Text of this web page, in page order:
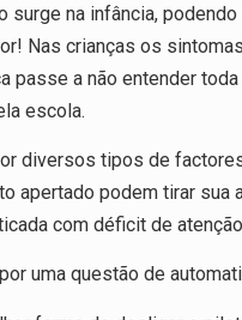
na infância,
Nas crianças os
passe a não entender
escola.
diversos tipos de
apertado podem tirar
com déficit de
uma questão de